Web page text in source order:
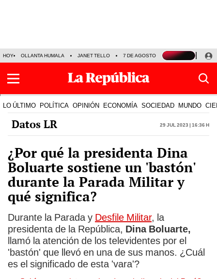
HOY OLLANTA HUMALA JANET TELLO 7 DE AGOSTO TINKA RESULTADOS
LO ÚLTIMO POLÍTICA OPINIÓN ECONOMÍA SOCIEDAD MUNDO
Datos LR 29 Jul 2023 | 16:36 h
¿Por qué la presidenta Dina
Boluarte sostiene un 'bastón'
durante la Parada Militar y
qué significa?
Durante la Parada y Desfile Militar, la
presidenta de la República, Dina Boluarte,
llamó la atención de los televidentes por el
'bastón' que llevó en una de sus manos. ¿Cuál
es el significado de esta 'vara'?